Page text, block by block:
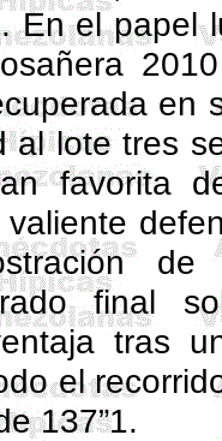
En el papel
en
al lote tres
favorita
final
tras
el
137”1.